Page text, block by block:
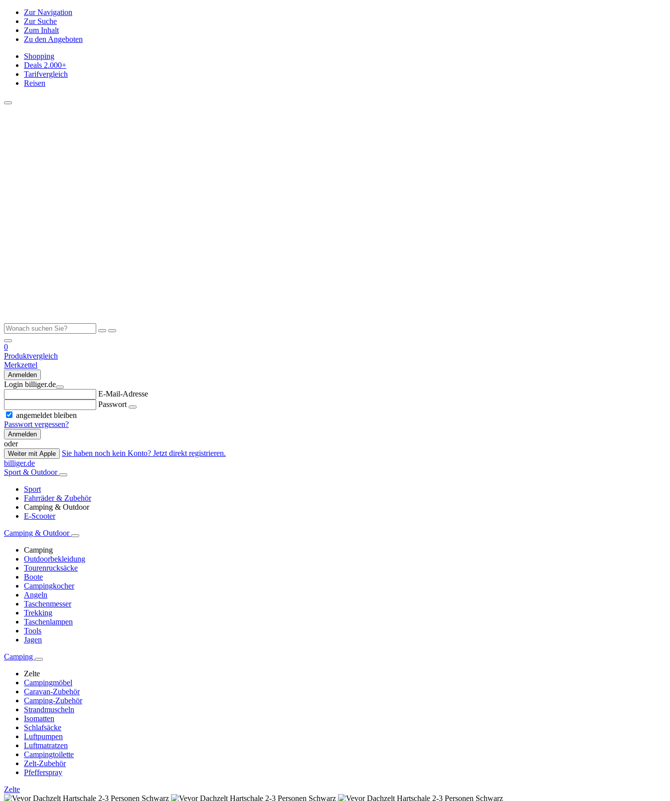
Zur Navigation
Zur Suche
Zum Inhalt
Zu den Angeboten
Shopping
Deals 2.000+
Tarifvergleich
Reisen
0
Produktvergleich
Merkzettel
Anmelden
Login billiger.de
E-Mail-Adresse
Passwort
angemeldet bleiben
Passwort vergessen?
Anmelden
oder
Weiter mit Apple
Sie haben noch kein Konto? Jetzt direkt registrieren.
billiger.de
Sport & Outdoor
Sport
Fahrräder & Zubehör
Camping & Outdoor
E-Scooter
Camping & Outdoor
Camping
Outdoorbekleidung
Tourenrucksäcke
Boote
Campingkocher
Angeln
Taschenmesser
Trekking
Taschenlampen
Tools
Jagen
Camping
Zelte
Campingmöbel
Caravan-Zubehör
Camping-Zubehör
Strandmuscheln
Isomatten
Schlafsäcke
Luftpumpen
Luftmatratzen
Campingtoilette
Zelt-Zubehör
Pfefferspray
Zelte